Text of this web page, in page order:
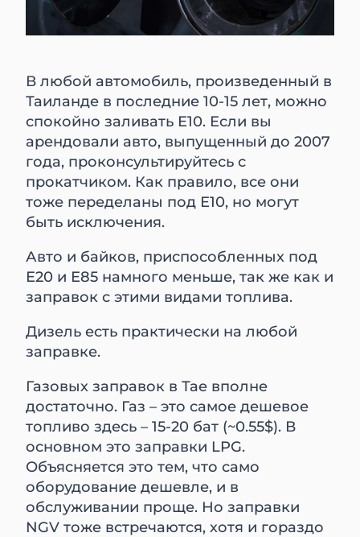
В любой автомобиль, произведенный в
Таиланде в последние 10-15 лет, можно
спокойно заливать Е10. Если вы
арендовали авто, выпущенный до 2007
года, проконсультируйтесь с
прокатчиком. Как правило, все они
тоже переделаны под Е10, но могут
быть исключения.
Авто и байков, приспособленных под
Е20 и Е85 намного меньше, так же как и
заправок с этими видами топлива.
Дизель есть практически на любой
заправке.
Газовых заправок в Тае вполне
достаточно. Газ – это самое дешевое
топливо здесь – 15-20 бат (~0.55$). В
основном это заправки LPG.
Объясняется это тем, что само
оборудование дешевле, и в
обслуживании проще. Но заправки
NGV тоже встречаются, хотя и гораздо